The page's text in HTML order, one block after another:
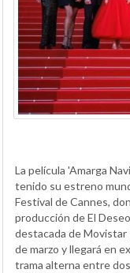
La película 'Amarga
tenido su estreno
Festival de Cannes,
producción de El
destacada de
de marzo y llegará en
trama alterna entre